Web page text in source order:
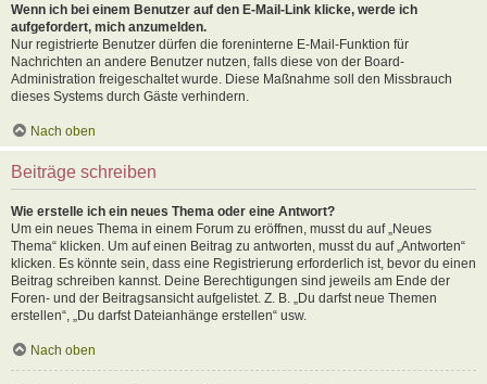
Wenn ich bei einem Benutzer auf den E-Mail-Link klicke, werde ich
aufgefordert, mich anzumelden.
Nur registrierte Benutzer dürfen die foreninterne E-Mail-Funktion für
Nachrichten an andere Benutzer nutzen, falls diese von der Board-
Administration freigeschaltet wurde. Diese Maßnahme soll den Missbrauch
dieses Systems durch Gäste verhindern.
Nach oben
Beiträge schreiben
Wie erstelle ich ein neues Thema oder eine Antwort?
Um ein neues Thema in einem Forum zu eröffnen, musst du auf „Neues
Thema“ klicken. Um auf einen Beitrag zu antworten, musst du auf „Antworten“
klicken. Es könnte sein, dass eine Registrierung erforderlich ist, bevor du einen
Beitrag schreiben kannst. Deine Berechtigungen sind jeweils am Ende der
Foren- und der Beitragsansicht aufgelistet. Z. B. „Du darfst neue Themen
erstellen“, „Du darfst Dateianhänge erstellen“ usw.
Nach oben